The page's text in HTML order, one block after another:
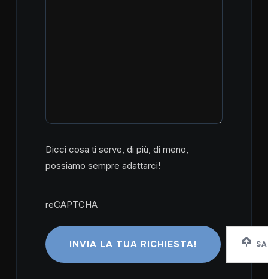
Dicci cosa ti serve, di più, di meno,
possiamo sempre adattarci!
reCAPTCHA